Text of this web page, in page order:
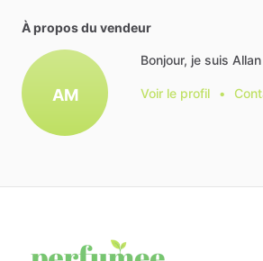
À propos du vendeur
AM
Bonjour, je suis
Voir le profil •